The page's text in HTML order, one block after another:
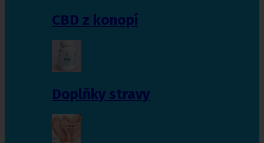
CBD z konopí
Doplňky stravy